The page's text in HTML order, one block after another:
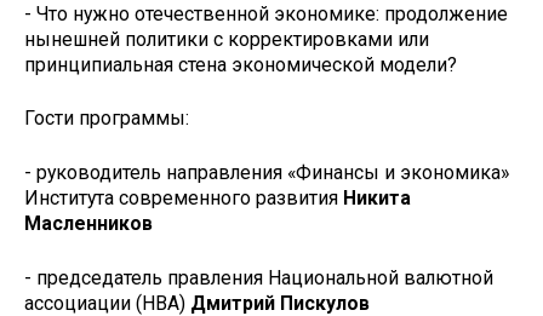
- Что нужно отечественной экономике: продолжение
нынешней политики с корректировками или
принципиальная стена экономической модели?
Гости программы:
- руководитель направления «Финансы и экономика»
Института современного развития Никита
Масленников
- председатель правления Национальной валютной
ассоциации (НВА) Дмитрий Пискулов